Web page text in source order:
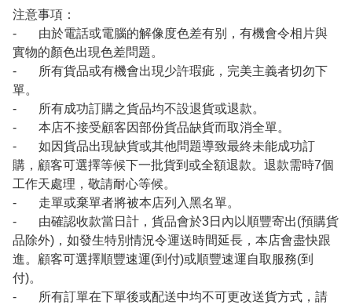
注意事項：
- 由於電話或電腦的解像度色差有别，有機會令相片與
實物的顏色出現色差問題。
- 所有貨品或有機會出現少許瑕疵，完美主義者切勿下
單。
- 所有成功訂購之貨品均不設退貨或退款。
- 本店不接受顧客因部份貨品缺貨而取消全單。
- 如因貨品出現缺貨或其他問題導致最終未能成功訂
購，顧客可選擇等候下一批貨到或全額退款。退款需時7個
工作天處理，敬請耐心等候。
- 走單或棄單者將被本店列入黑名單。
- 由確認收款當日計，貨品會於3日內以順豐寄出(預購貨
品除外)，如發生特別情況令運送時間延長，本店會盡快跟
進。顧客可選擇順豐速運(到付)或順豐速運自取服務(到
付)。
- 所有訂單在下單後或配送中均不可更改送貨方式，請